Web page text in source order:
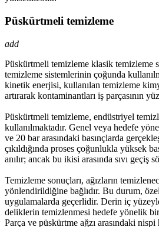
Püskürtmeli temizleme
add
Püskürtmeli temizleme klasik temizleme
temizleme sistemlerinin çoğunda
kinetik enerjisi, kullanılan temizleme
artırarak kontaminantları iş parçasının
Püskürtmeli temizleme, endüstriyel
kullanılmaktadır. Genel veya hedefe
ve 20 bar arasındaki basınçlarda
çıkıldığında proses çoğunlukla yüksek
anılır; ancak bu ikisi arasında sıvı geçiş
Temizleme sonuçları, ağızların
yönlendirildiğine bağlıdır. Bu durum,
uygulamalarda geçerlidir. Derin iç
deliklerin temizlenmesi hedefe yönelik bir
Parça ve püskürtme ağzı arasındaki nispi